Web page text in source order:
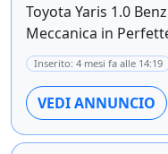
Toyota Yaris 1.0
Meccanica in
Inserito: 4 mesi fa alle 14:19
VEDI ANNUNCIO